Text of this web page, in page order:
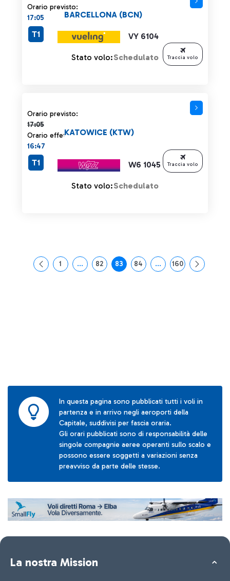
Orario previsto:
17:05
VY 6104
BARCELLONA (BCN)
T1
Stato volo:Schedulato Traccia volo
Orario previsto:
17:05
Orario previsto 17:05 barrato
Orario effettivo:
16:47
W6 1045
KATOWICE (KTW)
T1
Stato volo:Schedulato
Traccia volo
Pagina
1 ...Pagine intermedie Use TAB to navigate.
Pagina
82 Pagina
83 Pagina
84 ...Pagine intermedie
Pagina
160
In questa pagina sono pubblicati tutti i voli in
partenza e in arrivo negli aeroporti della
Capitale, suddivisi per fascia oraria.
Gli orari pubblicati sono di responsabilità delle
singole compagnie aeree operanti sullo scalo e
possono essere soggetti a variazioni senza
preavviso da parte delle stesse.
La nostra Mission